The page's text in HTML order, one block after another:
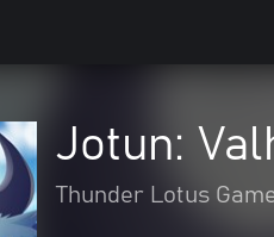
Jotun:
Thunder Lotus